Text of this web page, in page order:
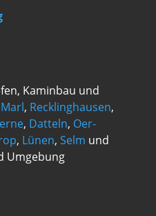
Kaminbau und
Marl, Recklinghausen,
, Datteln, Oer-
, Lünen,Selm und
Umgebung